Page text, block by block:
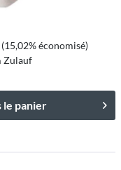
(15,02% économisé)
Zulauf
le panier